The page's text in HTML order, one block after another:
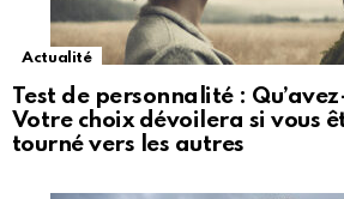
Actualité
Test de personnalité :
Votre choix dévoilera si vous
tourné vers les autres